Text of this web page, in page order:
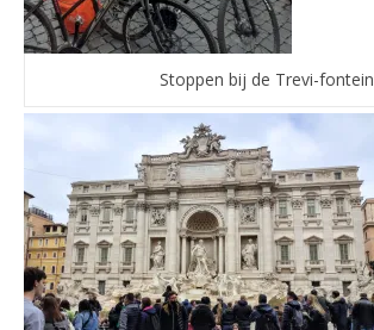
Stoppen bij de Trevi-fontein